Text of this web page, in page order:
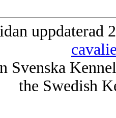
uppdaterad
Svenska
the Swedish